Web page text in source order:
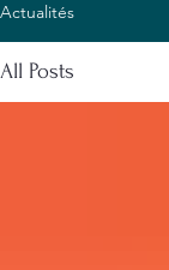
Actualités
All Posts